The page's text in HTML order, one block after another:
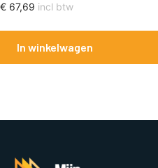
€ 67,69 incl btw
In winkelwagen